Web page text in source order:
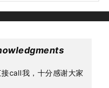
call我，十分感谢大家